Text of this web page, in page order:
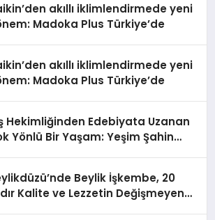
akıllı iklimlendirmede yeni
Madoka Plus Türkiye’de
akıllı iklimlendirmede yeni
Madoka Plus Türkiye’de
Hekimliğinden Edebiyata Uzanan
Yönlü Bir Yaşam: Yeşim Şahin
Beylik İşkembe, 20
Kalite ve Lezzetin Değişmeyen